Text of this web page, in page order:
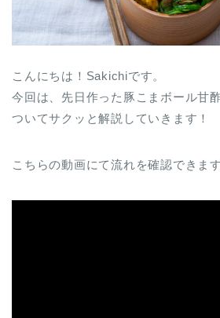
こんにちは！Sakichiです。
今回は、先日作った豚こまボール甘
ついてサクッと解説していきます！
こちらの動画にて流れを確認できま